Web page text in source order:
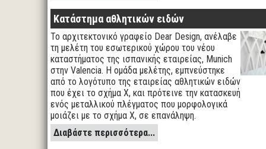
Κατάστημα αθλητικών ειδών
Το αρχιτεκτονικό γραφείο Dear Design, ανέλαβε
τη μελέτη του εσωτερικού χώρου του νέου
καταστήματος της ισπανικής εταιρείας, Munich
στην Valencia. Η ομάδα μελέτης, εμπνεύστηκε
από το λογότυπο της εταιρείας αθλητικών ειδών
που έχει το σχήμα Χ, και πρότεινε την κατασκευή
ενός μεταλλικού πλέγματος που μορφολογικά
μοιάζει με το σχήμα Χ, σε επανάληψη.
Διαβάστε περισσότερα...